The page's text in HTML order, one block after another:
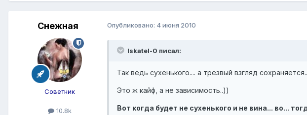
Снежная
Советник
10.8k
Опубликовано: 4 июня 2010
Iskatel-0 писал:
Так ведь сухенького.... а трезвый взгляд
Это ж кайф, а не зависимость..))
Вот когда будет не сухенького и не вина... во...